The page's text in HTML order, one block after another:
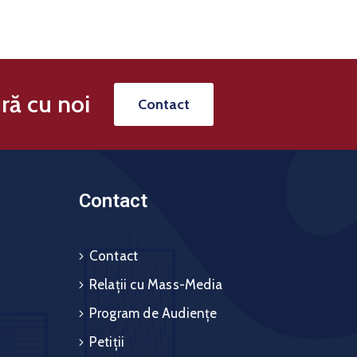
cu noi Contact
Contact
Contact
Relații cu Mass-Media
Program de Audiențe
Petiții